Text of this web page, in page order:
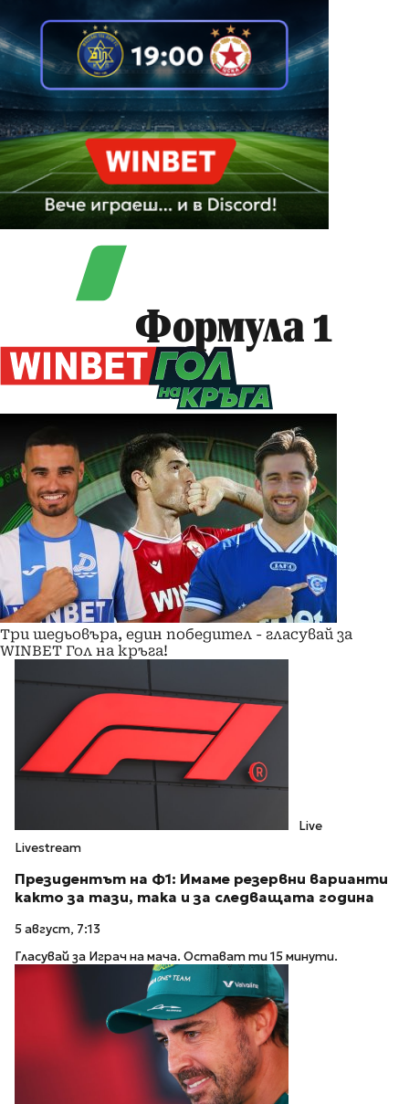
Формула 1
Три шедьовъра, един победител - гласувай за
WINBET Гол на кръга!
Live
Livestream
Президентът на Ф1: Имаме резервни варианти
както за тази, така и за следващата година
5 август, 7:13
Гласувай за Играч на мача. Остават ти 15 минути.